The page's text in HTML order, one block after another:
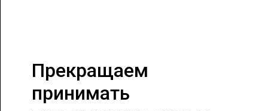
Прекращаем
принимать